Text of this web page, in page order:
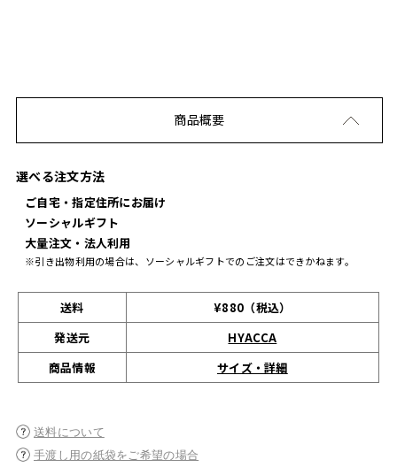
商品概要
選べる注文方法
ご自宅・指定住所にお届け
ソーシャルギフト
大量注文・法人利用
※引き出物利用の場合は、ソーシャルギフトでのご注文はできかねます。
送料
¥880（税込）
発送元
HYACCA
商品情報
サイズ・詳細
送料について
手渡し用の紙袋をご希望の場合